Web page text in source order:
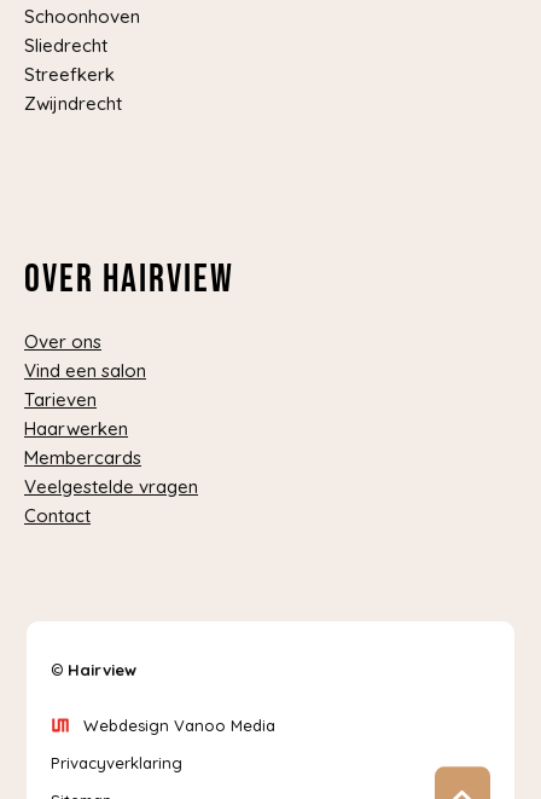
Schoonhoven
Sliedrecht
Streefkerk
Zwijndrecht
Over Hairview
Over ons
Vind een salon
Tarieven
Haarwerken
Membercards
Veelgestelde vragen
Contact
© Hairview
Webdesign Vanoo Media
Privacyverklaring